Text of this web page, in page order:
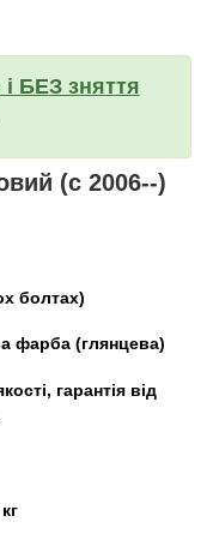
і БЕЗ зняття
(c 2006--)
болтах)
фарба (глянцева)
гарантія від